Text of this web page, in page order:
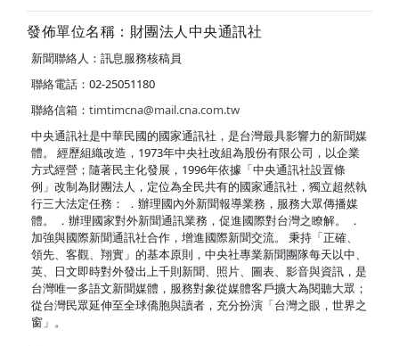
發佈單位名稱：財團法人中央通訊社
新聞聯絡人：訊息服務核稿員
聯絡電話：02-25051180
聯絡信箱： timtimcna@mail.cna.com.tw
中央通訊社是中華民國的國家通訊社，是台灣最具影響力的新聞媒
體。 經歷組織改造，1973年中央社改組為股份有限公司，以企業
方式經營；隨著民主化發展，1996年依據「中央通訊社設置條
例」改制為財團法人，定位為全民共有的國家通訊社，獨立超然執
行三大法定任務： ．辦理國內外新聞報導業務，服務大眾傳播媒
體。 ．辦理國家對外新聞通訊業務，促進國際對台灣之瞭解。 ．
加強與國際新聞通訊社合作，增進國際新聞交流。 秉持「正確、
領先、客觀、翔實」的基本原則，中央社專業新聞團隊每天以中、
英、日文即時對外發出上千則新聞、照片、圖表、影音與資訊，是
台灣唯一多語文新聞媒體，服務對象從媒體客戶擴大為閱聽大眾；
從台灣民眾延伸至全球僑胞與讀者，充分扮演「台灣之眼，世界之
窗」。